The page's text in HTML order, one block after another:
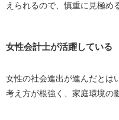
えられるので、慎重に見極め
女性会計士が活躍している
女性の社会進出が進んだとは
考え方が根強く、家庭環境の